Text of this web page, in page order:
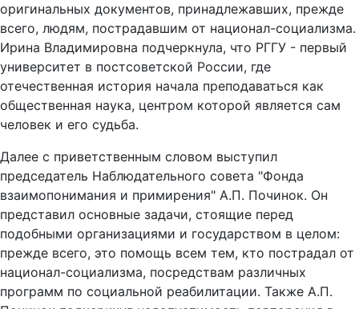
оригинальных документов, принадлежавших, прежде
всего, людям, пострадавшим от национал-социализма.
Ирина Владимировна подчеркнула, что РГГУ - первый
университет в постсоветской России, где
отечественная история начала преподаваться как
общественная наука, центром которой является сам
человек и его судьба.
Далее с приветственным словом выступил
председатель Наблюдательного совета "Фонда
взаимопонимания и примирения" А.П. Починок. Он
представил основные задачи, стоящие перед
подобными организациями и государством в целом:
прежде всего, это помощь всем тем, кто пострадал от
национал-социализма, посредствам различных
программ по социальной реабилитации. Также А.П.